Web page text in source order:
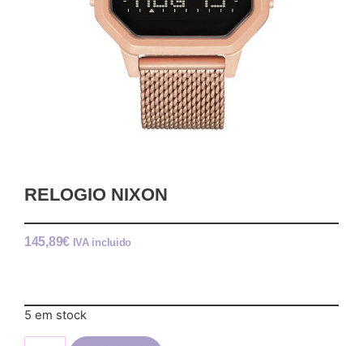
RELOGIO NIXON
145,89€ IVA incluido
5 em stock